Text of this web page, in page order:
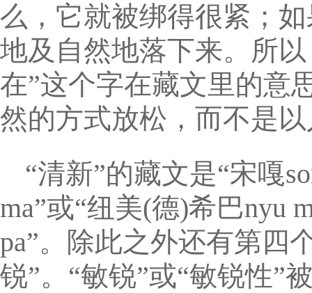
么，它就被绑得很紧；
地及自然地落下来。所
在”这个字在藏文里的意
然的方式放松，而不是
“清新”的藏文是“宋嘎
ma”或“纽美(德)希巴nyu
pa”。除此之外还有第四
锐”。“敏锐”或“敏锐性”